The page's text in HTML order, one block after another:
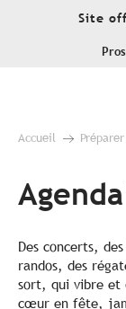
Site
Pros
Accueil
Agenda
Des concerts,
randos, des
sort, qui vibre et
cœur en fête,